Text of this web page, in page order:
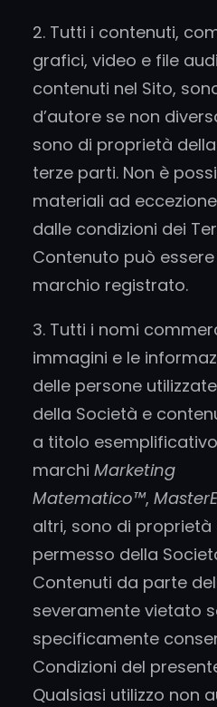
2. Tutti i contenuti,
grafici, video e file
contenuti nel Sito,
d’autore se non
sono di proprietà
terze parti. Non è
materiali ad
dalle condizioni dei
Contenuto può
marchio registrato.
3. Tutti i nomi
immagini e le
delle persone
della Società e
a titolo
marchi Marketing
Matematico™,
altri, sono di proprietà
permesso della
Contenuti da parte
severamente vietato
specificamente
Condizioni del
Qualsiasi utilizzo non